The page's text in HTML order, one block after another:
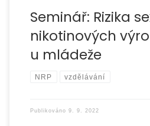
Seminář: Rizika
nikotinových
u mládeže
NRP vzdělávání
Publikováno 9. 9. 2022